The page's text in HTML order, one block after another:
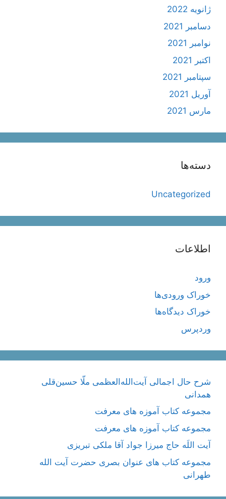
ژانویه 2022
دسامبر 2021
نوامبر 2021
اکتبر 2021
سپتامبر 2021
آوریل 2021
مارس 2021
دسته‌ها
Uncategorized
اطلاعات
ورود
خوراک ورودی‌ها
خوراک دیدگاه‌ها
وردپرس
شرح حال اجمالی آیت‌الله‌العظمی ملّا حسین‌قلی
همدانی
مجموعه کتاب آموزه های معرفت
مجموعه کتاب آموزه های معرفت
آیت اللَه حاج میرزا جواد آقا ملکی تبریزی
مجموعه کتاب های عنوان بصری حضرت آیت الله
طهرانی